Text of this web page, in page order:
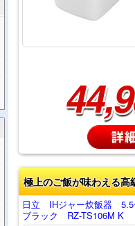
極上のご飯が味わえる高
日立 IHジャー炊飯器
ブラック RZ-TS106M K